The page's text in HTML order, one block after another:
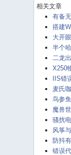
相关文章
有备
搭建
大开
半个
二龙
X250
IIS错
麦氏
鸟参
魔兽
骚扰
风筝
防抖
错误